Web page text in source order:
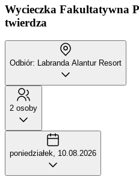
Wycieczka Fakultatywna
twierdza
Odbiór: Labranda Alantur Resort
2 osoby
poniedziałek, 10.08.2026